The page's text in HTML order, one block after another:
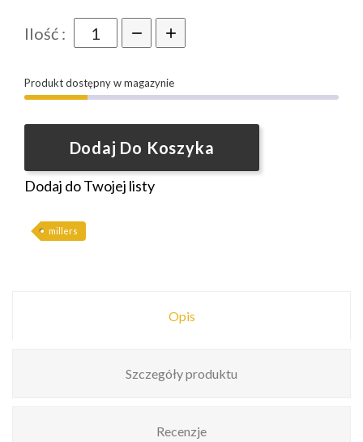
Ilość :
Produkt dostępny w magazynie
Dodaj Do Koszyka
Dodaj do Twojej listy
millers
Opis
Szczegóły produktu
Recenzje